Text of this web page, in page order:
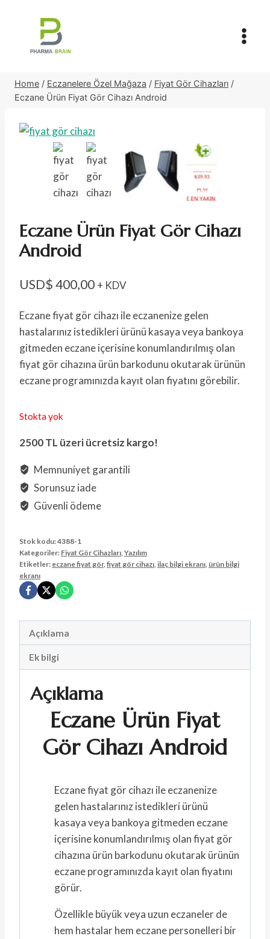
Home / Eczanelere Özel Mağaza / Fiyat Gör Cihazları /
Eczane Ürün Fiyat Gör Cihazı Android
Eczane Ürün Fiyat Gör Cihazı
Android
USD$400,00 + KDV
Eczane fiyat gör cihazı ile eczanenize gelen
hastalarınız istedikleri ürünü kasaya veya bankoya
gitmeden eczane içerisine konumlandırılmış olan
fiyat gör cihazına ürün barkodunu okutarak ürünün
eczane programınızda kayıt olan fiyatını görebilir.
Stokta yok
2500 TL üzeri ücretsiz kargo!
Memnuniyet garantili
Sorunsuz iade
Güvenli ödeme
Stok kodu:4388-1
Kategoriler: Fiyat Gör Cihazları Yazılım
Etiketler: eczane fiyat gör, fiyat gör cihazı ilaç bilgi ekranı ürün bilgi
ekranı
Açıklama
Ek bilgi
Açıklama
Eczane Ürün Fiyat
Gör Cihazı Android
Eczane fiyat gör cihazı ile eczanenize
gelen hastalarınız istedikleri ürünü
kasaya veya bankoya gitmeden eczane
içerisine konumlandırılmış olan fiyat gör
cihazına ürün barkodunu okutarak ürünün
eczane programınızda kayıt olan fiyatını
görür.
Özellikle büyük veya uzun eczaneler de
hem hastalar hem eczane personelleri bir